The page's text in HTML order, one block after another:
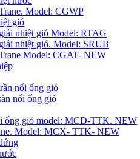
Model: CGWP
gió
nhiệt gió Model: RTAG
nhiệt gió. Model: SRUB
Model: CGAT- NEW
nối ống gió
nối ống gió
ống gió model: MCD-TTK. NEW
Model: MCX- TTK- NEW